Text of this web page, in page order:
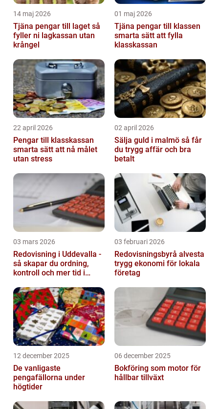
14 maj 2026
Tjäna pengar till laget så
fyller ni lagkassan utan
krångel
01 maj 2026
Tjäna pengar till klassen
smarta sätt att fylla
klasskassan
22 april 2026
Pengar till klasskassan
smarta sätt att nå målet
utan stress
02 april 2026
Sälja guld i malmö så får
du trygg affär och bra
betalt
03 mars 2026
Redovisning i Uddevalla -
så skapar du ordning,
kontroll och mer tid i
03 februari 2026
Redovisningsbyrå alvesta
trygg ekonomi för lokala
företag
12 december 2025
De vanligaste
pengafällorna under
högtider
06 december 2025
Bokföring som motor för
hållbar tillväxt